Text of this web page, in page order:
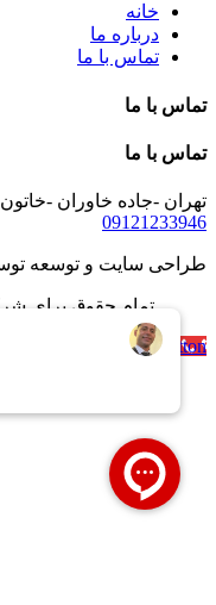
خانه
درباره ما
تماس با ما
تماس با ما
تماس با ما
تهران -جاده خاوران -خاتون
09121233946
طراحی سایت و توسعه
تمام حقوق برای
Call Now Button